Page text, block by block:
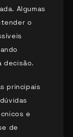
Algumas
o
decisão.
principais
e
de